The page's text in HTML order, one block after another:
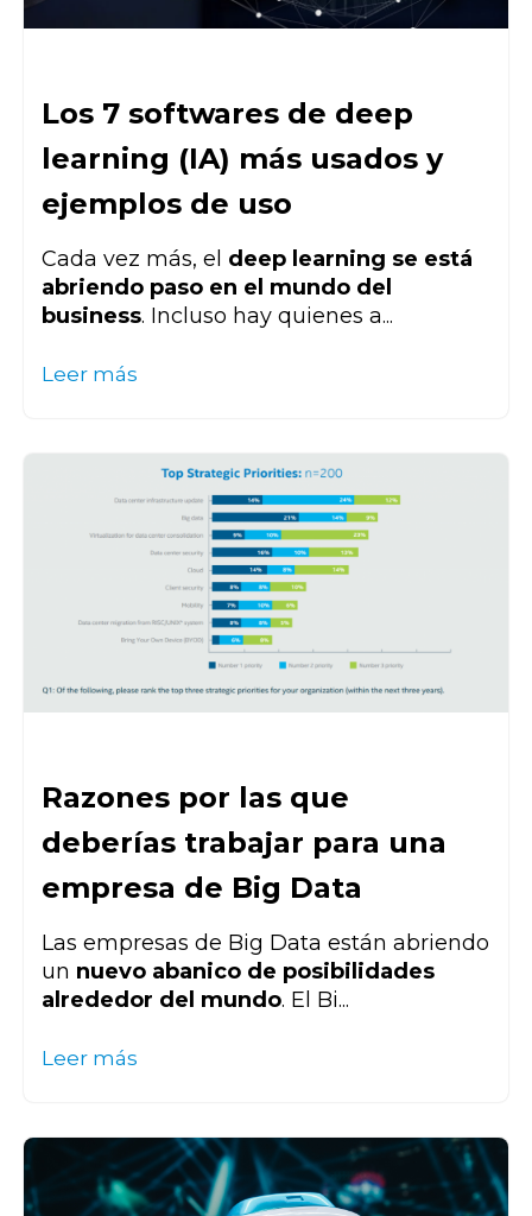
Los 7 softwares de deep
learning (IA) más usados y
ejemplos de uso
Cada vez más, el deep learning se está
abriendo paso en el mundo del
business. Incluso hay quienes a...
Leer más
Razones por las que
deberías trabajar para una
empresa de Big Data
Las empresas de Big Data están abriendo
un nuevo abanico de posibilidades
alrededor del mundo. El Bi...
Leer más